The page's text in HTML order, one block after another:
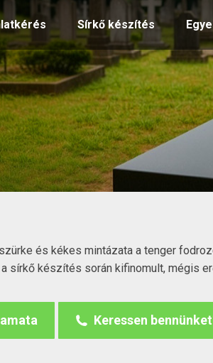
Sírkő készítés
és kékes mintázata a tenger
sírkő készítés során kifinomult, mégis
Keressen